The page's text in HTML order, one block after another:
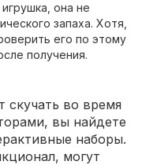
она не
запаха. Хотя,
его по этому
получения.
скучать во время
вы найдете
наборы.
могут